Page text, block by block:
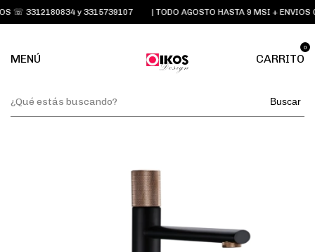
☏ 3312180834 y 3315739107 | TODO AGOSTO HASTA 9 MSI + ENVIOS
MENÚ CARRITO
0
Buscar